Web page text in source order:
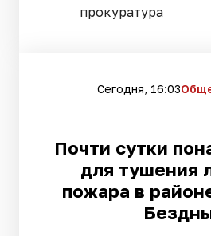
прокуратура
Сегодня, 16:03
Почти сутки
для тушения
пожара в